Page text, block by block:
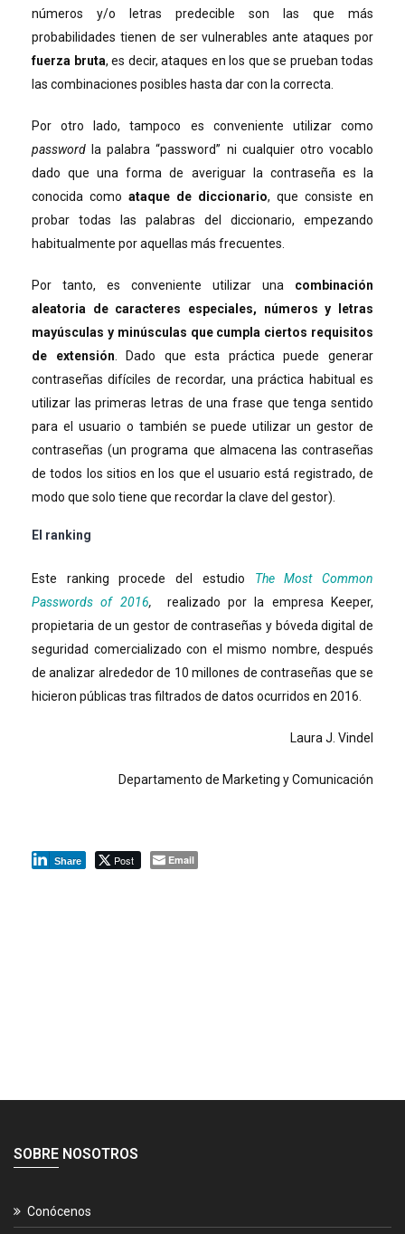
números y/o letras predecible son las que más
probabilidades tienen de ser vulnerables ante ataques por
fuerza bruta, es decir, ataques en los que se prueban todas
las combinaciones posibles hasta dar con la correcta.
Por otro lado, tampoco es conveniente utilizar como
password la palabra “password” ni cualquier otro vocablo
dado que una forma de averiguar la contraseña es la
conocida como ataque de diccionario, que consiste en
probar todas las palabras del diccionario, empezando
habitualmente por aquellas más frecuentes.
Por tanto, es conveniente utilizar una combinación
aleatoria de caracteres especiales, números y letras
mayúsculas y minúsculas que cumpla ciertos requisitos
de extensión . Dado que esta práctica puede generar
contraseñas difíciles de recordar, una práctica habitual es
utilizar las primeras letras de una frase que tenga sentido
para el usuario o también se puede utilizar un gestor de
contraseñas (un programa que almacena las contraseñas
de todos los sitios en los que el usuario está registrado, de
modo que solo tiene que recordar la clave del gestor).
El ranking
Este ranking procede del estudio The Most Common
Passwords of 2016,
realizado por la empresa Keeper,
propietaria de un gestor de contraseñas y bóveda digital de
seguridad comercializado con el mismo nombre, después
de analizar alrededor de 10 millones de contraseñas que se
hicieron públicas tras filtrados de datos ocurridos en 2016.
Laura J. Vindel
Departamento de Marketing y Comunicación
Share Post Email
SOBRE NOSOTROS
Conócenos